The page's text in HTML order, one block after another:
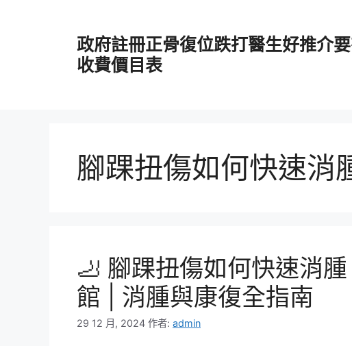
政府註冊正骨復位跌打醫生好推介
收費價目表
腳踝扭傷如何快速消
🦶 腳踝扭傷如何快速消
館 | 消腫與康復全指南
29 12 月, 2024 作者: admin